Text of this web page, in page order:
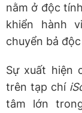
nằm ở độc
khiển hành
chuyển bả
Sự xuất hiện
trên tạp chí
tâm lớn